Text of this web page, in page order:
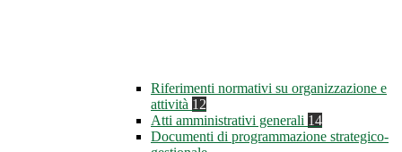
Riferimenti normativi su organizzazione e
attività 12
Atti amministrativi generali 14
Documenti di programmazione strategico-